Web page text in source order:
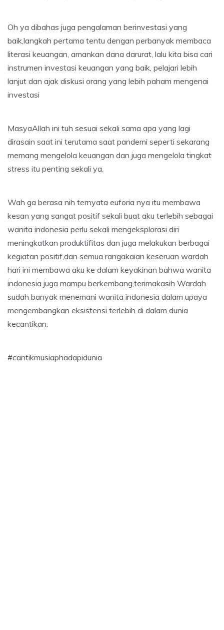
Oh ya dibahas juga pengalaman berinvestasi yang
baik,langkah pertama tentu dengan perbanyak membaca
literasi keuangan, amankan dana darurat, lalu kita bisa cari
instrumen investasi keuangan yang baik, pelajari lebih
lanjut dan ajak diskusi orang yang lebih paham mengenai
investasi
MasyaAllah ini tuh sesuai sekali sama apa yang lagi
dirasain saat ini terutama saat pandemi seperti sekarang
memang mengelola keuangan dan juga mengelola tingkat
stress itu penting sekali ya.
Wah ga berasa nih ternyata euforia nya itu membawa
kesan yang sangat positif sekali buat aku terlebih sebagai
wanita indonesia perlu sekali mengeksplorasi diri
meningkatkan produktifitas dan juga melakukan berbagai
kegiatan positif,dan semua rangakaian keseruan wardah
hari ini membawa aku ke dalam keyakinan bahwa wanita
indonesia juga mampu berkembang,terimakasih Wardah
sudah banyak menemani wanita indonesia dalam upaya
mengembangkan eksistensi terlebih di dalam dunia
kecantikan.
#cantikmusiaphadapidunia